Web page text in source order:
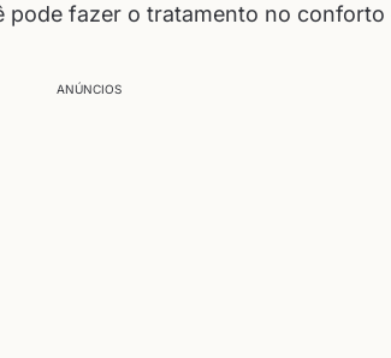
fazer o tratamento no conforto
ANÚNCIOS